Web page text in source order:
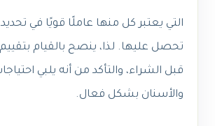
التي يعتبر كل منها عاملًا قويًا في تحديد
تحصل عليها. لذا، ينصح بالقيام
قبل الشراء، والتأكد من أنه يلبي
والأسنان بشكل فعال.